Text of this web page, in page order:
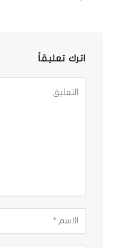
اترك تعليقاً